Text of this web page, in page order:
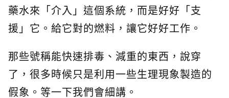
藥水來「介入」這個系統，而是好好「支
援」它。給它對的燃料，讓它好好工作。
那些號稱能快速排毒、減重的東西，說穿
了，很多時候只是利用一些生理現象製造的
假象。等一下我們會細講。